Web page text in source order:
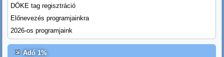
DÖKE tag regisztráció
Előnevezés programjainkra
2026-os programjaink
Adó 1%